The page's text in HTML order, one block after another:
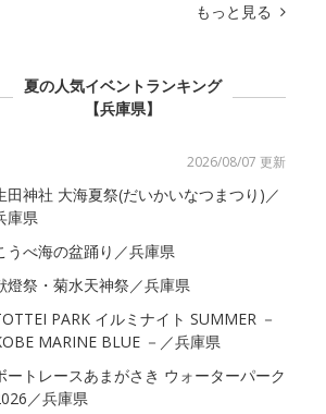
もっと見る
夏の人気イベントランキング
【兵庫県】
2026/08/07 更新
田神社 大海夏祭(だいかいなつまつり)／
庫県
うべ海の盆踊り／兵庫県
燈祭・菊水天神祭／兵庫県
PARK イルミナイト SUMMER －
MARINE BLUE －／兵庫県
ートレースあまがさき ウォーターパーク
／兵庫県